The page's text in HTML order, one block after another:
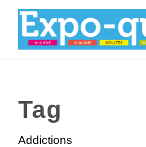
Tag
Addictions